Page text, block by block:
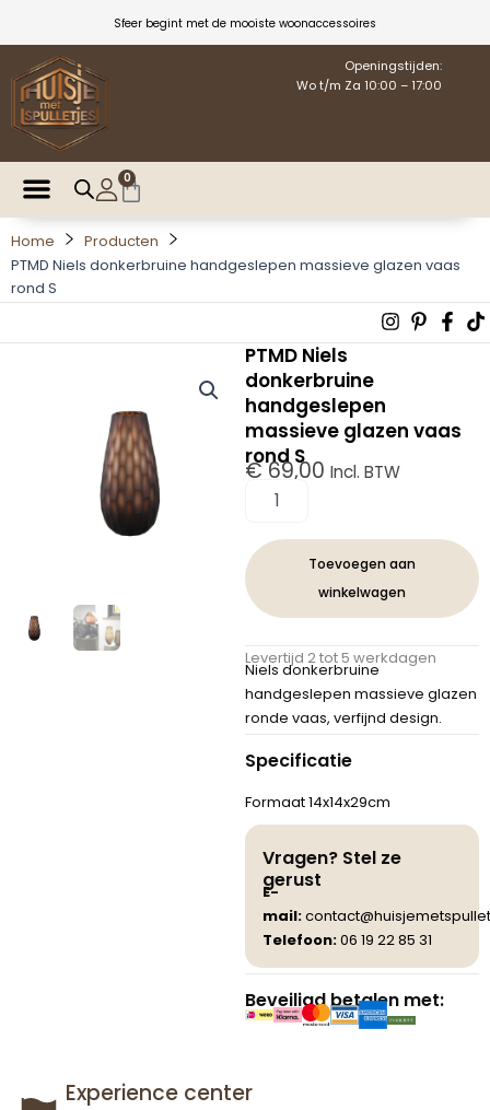
inhoud
Sfeer begint met de mooiste woonaccessoires
Openingstijden:
Wo t/m Za 10:00 – 17:00
0
Winkelwagen
Home
Producten
PTMD Niels donkerbruine handgeslepen massieve glazen vaas
rond S
Instagram
p f
PTMD Niels
donkerbruine
handgeslepen
massieve glazen vaas
rond S
€69,00 Incl. BTW
PTMD
Niels
donkerbruine
handgeslepen
massieve
glazen
vaas
S
aantal
Toevoegen aan
winkelwagen
Levertijd 2 tot 5 werkdagen
Niels donkerbruine
handgeslepen massieve glazen
ronde vaas, verfijnd design.
Specificatie
Formaat 14x14x29cm
Vragen? Stel ze
gerust
E-
mail:
Telefoon:06 19 22 85 31
Beveiligd betalen met:
Experience center